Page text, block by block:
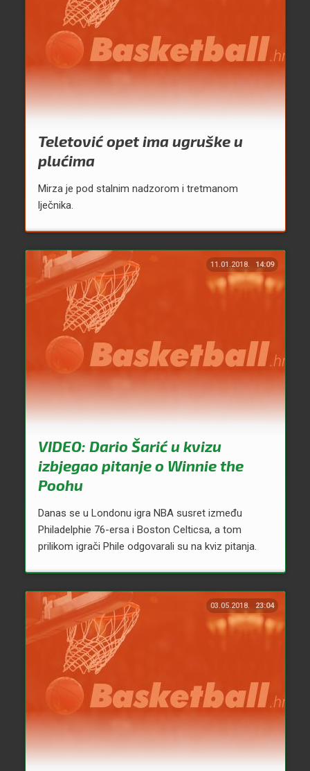
Teletović opet ima ugruške u
plućima
Mirza je pod stalnim nadzorom i tretmanom
lječnika.
11.01.2018. 14:09
VIDEO: Dario Šarić u kvizu
izbjegao pitanje o Winnie the
Poohu
Danas se u Londonu igra NBA susret između
Philadelphie 76-ersa i Boston Celticsa, a tom
prilikom igrači Phile odgovarali su na kviz pitanja.
03.05.2018. 23:04